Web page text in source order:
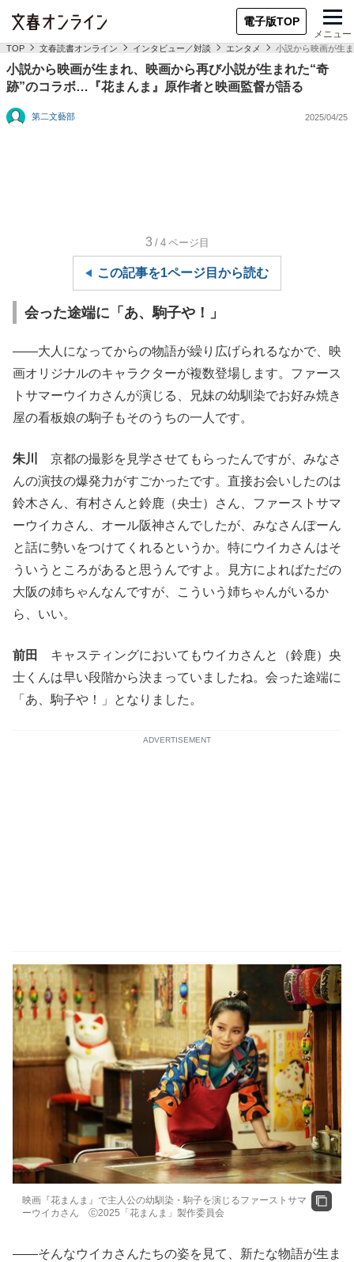
電子版TOP
メニュー
TOP 文春読書オンライン インタビュー／対談 エンタメ 小説から映画が生
小説から映画が生まれ、映画から再び小説が生まれた“奇
跡”のコラボ…『花まんま』原作者と映画監督が語る
第二文藝部 2025/04/25
3 /4 ページ目
この記事を1ページ目から読む
会った途端に「あ、駒子や！」
――大人になってからの物語が繰り広げられるなかで、映
画オリジナルのキャラクターが複数登場します。ファース
トサマーウイカさんが演じる、兄妹の幼馴染でお好み焼き
屋の看板娘の駒子もそのうちの一人です。
朱川
京都の撮影を見学させてもらったんですが、みなさ
んの演技の爆発力がすごかったです。直接お会いしたのは
鈴木さん、有村さんと鈴鹿（央士）さん、ファーストサマ
ーウイカさん、オール阪神さんでしたが、みなさんぽーん
と話に勢いをつけてくれるというか。特にウイカさんはそ
ういうところがあると思うんですよ。見方によればただの
大阪の姉ちゃんなんですが、こういう姉ちゃんがいるか
ら、いい。
前田
キャスティングにおいてもウイカさんと（鈴鹿）央
士くんは早い段階から決まっていましたね。会った途端に
「あ、駒子や！」となりました。
ADVERTISEMENT
映画『花まんま』で主人公の幼馴染・駒子を演じるファーストサマ
ーウイカさん ⓒ2025「花まんま」製作委員会
――そんなウイカさんたちの姿を見て、新たな物語が生ま